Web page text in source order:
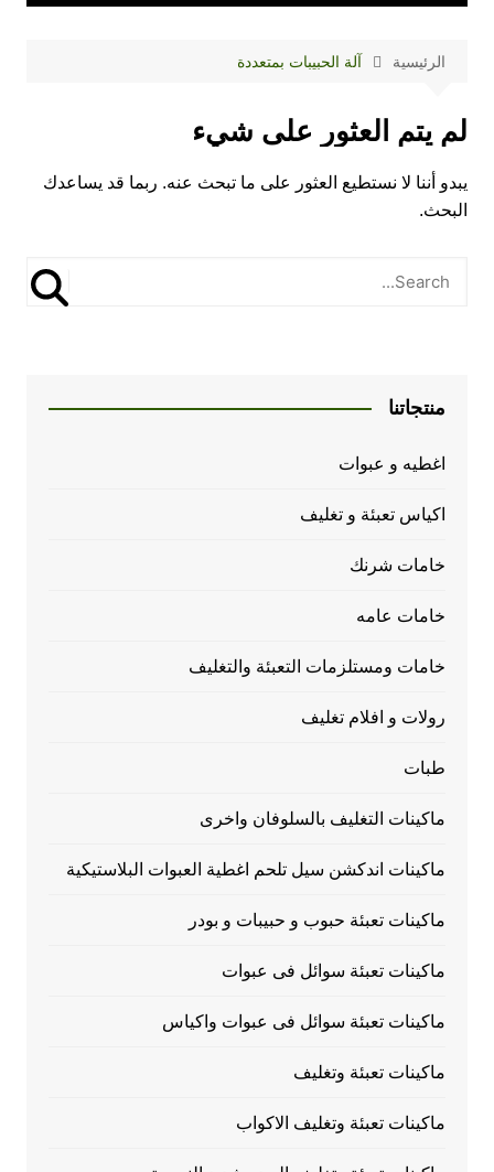
الرئيسية آلة الحبيبات بمتعددة
لم يتم العثور على شيء
يبدو أننا لا نستطيع العثور على ما تبحث عنه. ربما قد يساعدك
البحث.
منتجاتنا
اغطيه و عبوات
اكياس تعبئة و تغليف
خامات شرنك
خامات عامه
خامات ومستلزمات التعبئة والتغليف
رولات و افلام تغليف
طبات
ماكينات التغليف بالسلوفان واخرى
ماكينات اندكشن سيل تلحم اغطية العبوات البلاستيكية
ماكينات تعبئة حبوب و حبيبات و بودر
ماكينات تعبئة سوائل فى عبوات
ماكينات تعبئة سوائل فى عبوات واكياس
ماكينات تعبئة وتغليف
ماكينات تعبئة وتغليف الاكواب